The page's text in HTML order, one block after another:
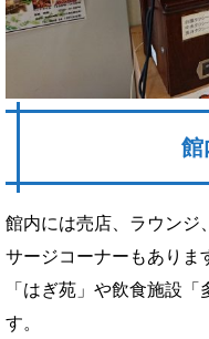
館
館内には売店、ラウンジ
サージコーナーもありま
「はぎ苑」や飲食施設
す。